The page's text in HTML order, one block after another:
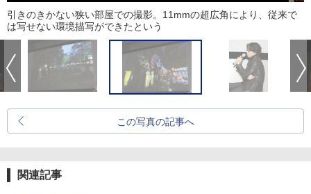
引きのきかない狭い部屋での撮影。11mmの超広角により、従来で
は写せない環境描写ができたという
この写真の記事へ
関連記事